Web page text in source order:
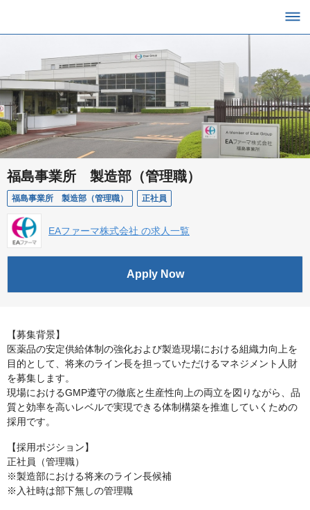
福島事業所 製造部（管理職）
福島事業所 製造部（管理職） 正社員
EAファーマ株式会社 の求人一覧
Apply Now
【募集背景】
医薬品の安定供給体制の強化および製造現場における組織力向上を
目的として、将来のライン長を担っていただけるマネジメント人財
を募集します。
現場におけるGMP遵守の徹底と生産性向上の両立を図りながら、品
質と効率を高いレベルで実現できる体制構築を推進していくための
採用です。
【採用ポジション】
正社員（管理職）
※製造部における将来のライン長候補
※入社時は部下無しの管理職